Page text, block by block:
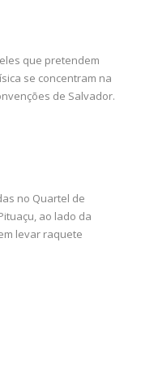
que pretendem
se concentram na
de Salvador.
no Quartel de
ao lado da
levar raquete